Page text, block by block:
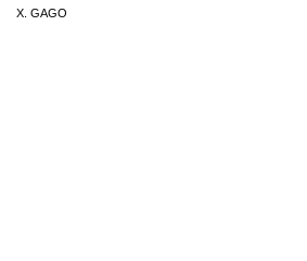
X. GAGO